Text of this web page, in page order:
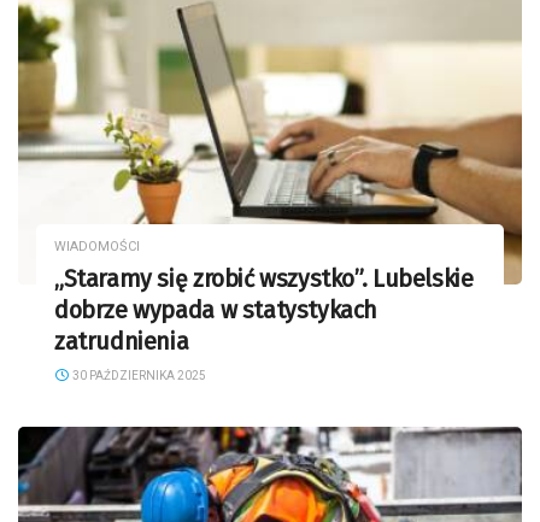
WIADOMOŚCI
„Staramy się zrobić wszystko”. Lubelskie
dobrze wypada w statystykach
zatrudnienia
30 PAŹDZIERNIKA 2025